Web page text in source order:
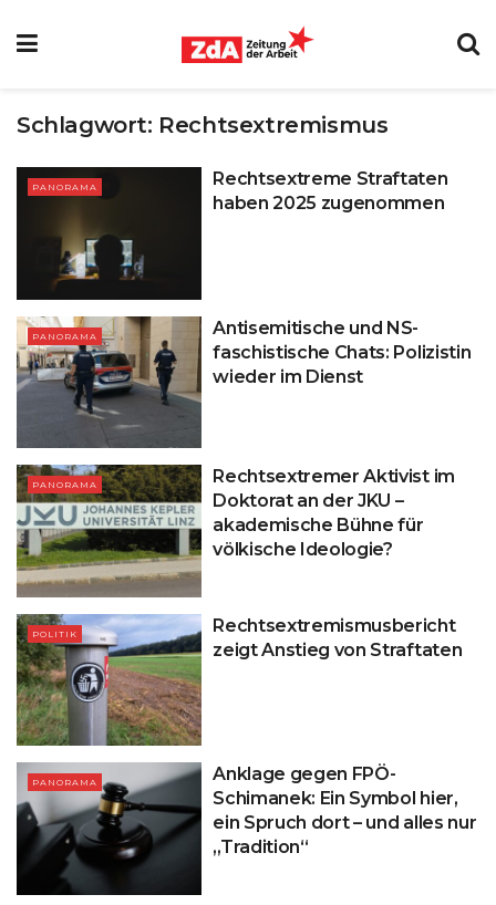
Schlagwort: Rechtsextremismus
PANORAMA
Rechtsextreme Straftaten
haben 2025 zugenommen
PANORAMA
Antisemitische und NS-
faschistische Chats: Polizistin
wieder im Dienst
PANORAMA
Rechtsextremer Aktivist im
Doktorat an der JKU –
akademische Bühne für
völkische Ideologie?
POLITIK
Rechtsextremismusbericht
zeigt Anstieg von Straftaten
PANORAMA
Anklage gegen FPÖ-
Schimanek: Ein Symbol hier,
ein Spruch dort – und alles nur
„Tradition“